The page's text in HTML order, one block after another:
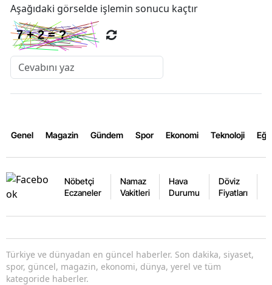
Aşağıdaki görselde işlemin sonucu kaçtır
Genel Magazin Gündem Spor Ekonomi Teknoloji
Nöbetçi
Eczaneler
Namaz
Vakitleri
Hava
Durumu
Döviz
Fiyatları
Türkiye ve dünyadan en güncel haberler. Son dakika, siyaset,
spor, güncel, magazin, ekonomi, dünya, yerel ve tüm
kategoride haberler.